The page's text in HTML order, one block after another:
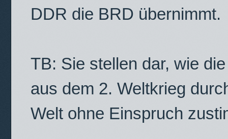
DDR die BRD übernimmt.
TB: Sie stellen dar, wie
aus dem 2. Weltkrieg
Welt ohne Einspruch